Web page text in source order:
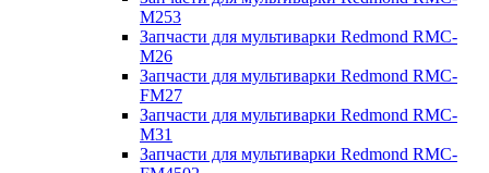
M253
Запчасти для мультиварки Redmond RMC-
M26
Запчасти для мультиварки Redmond RMC-
FM27
Запчасти для мультиварки Redmond RMC-
M31
Запчасти для мультиварки Redmond RMC-